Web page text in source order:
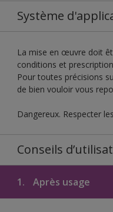
Système
La mise en œuvre doit
conditions et
Pour toutes précisions
de bien vouloir vous
Dangereux. Respecter
Conseils
1. Après usage